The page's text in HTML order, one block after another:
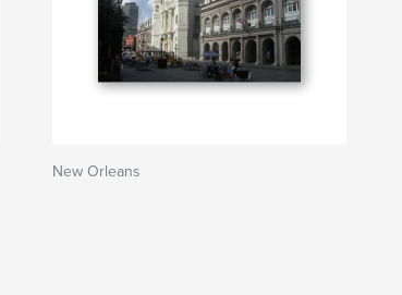
New Orleans